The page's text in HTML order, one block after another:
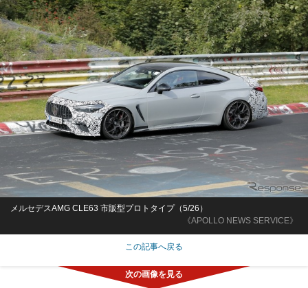
《APOLLO NEWS SERVICE》
メルセデスAMG CLE63 市販型プロトタイプ（5/26）
この記事へ戻る